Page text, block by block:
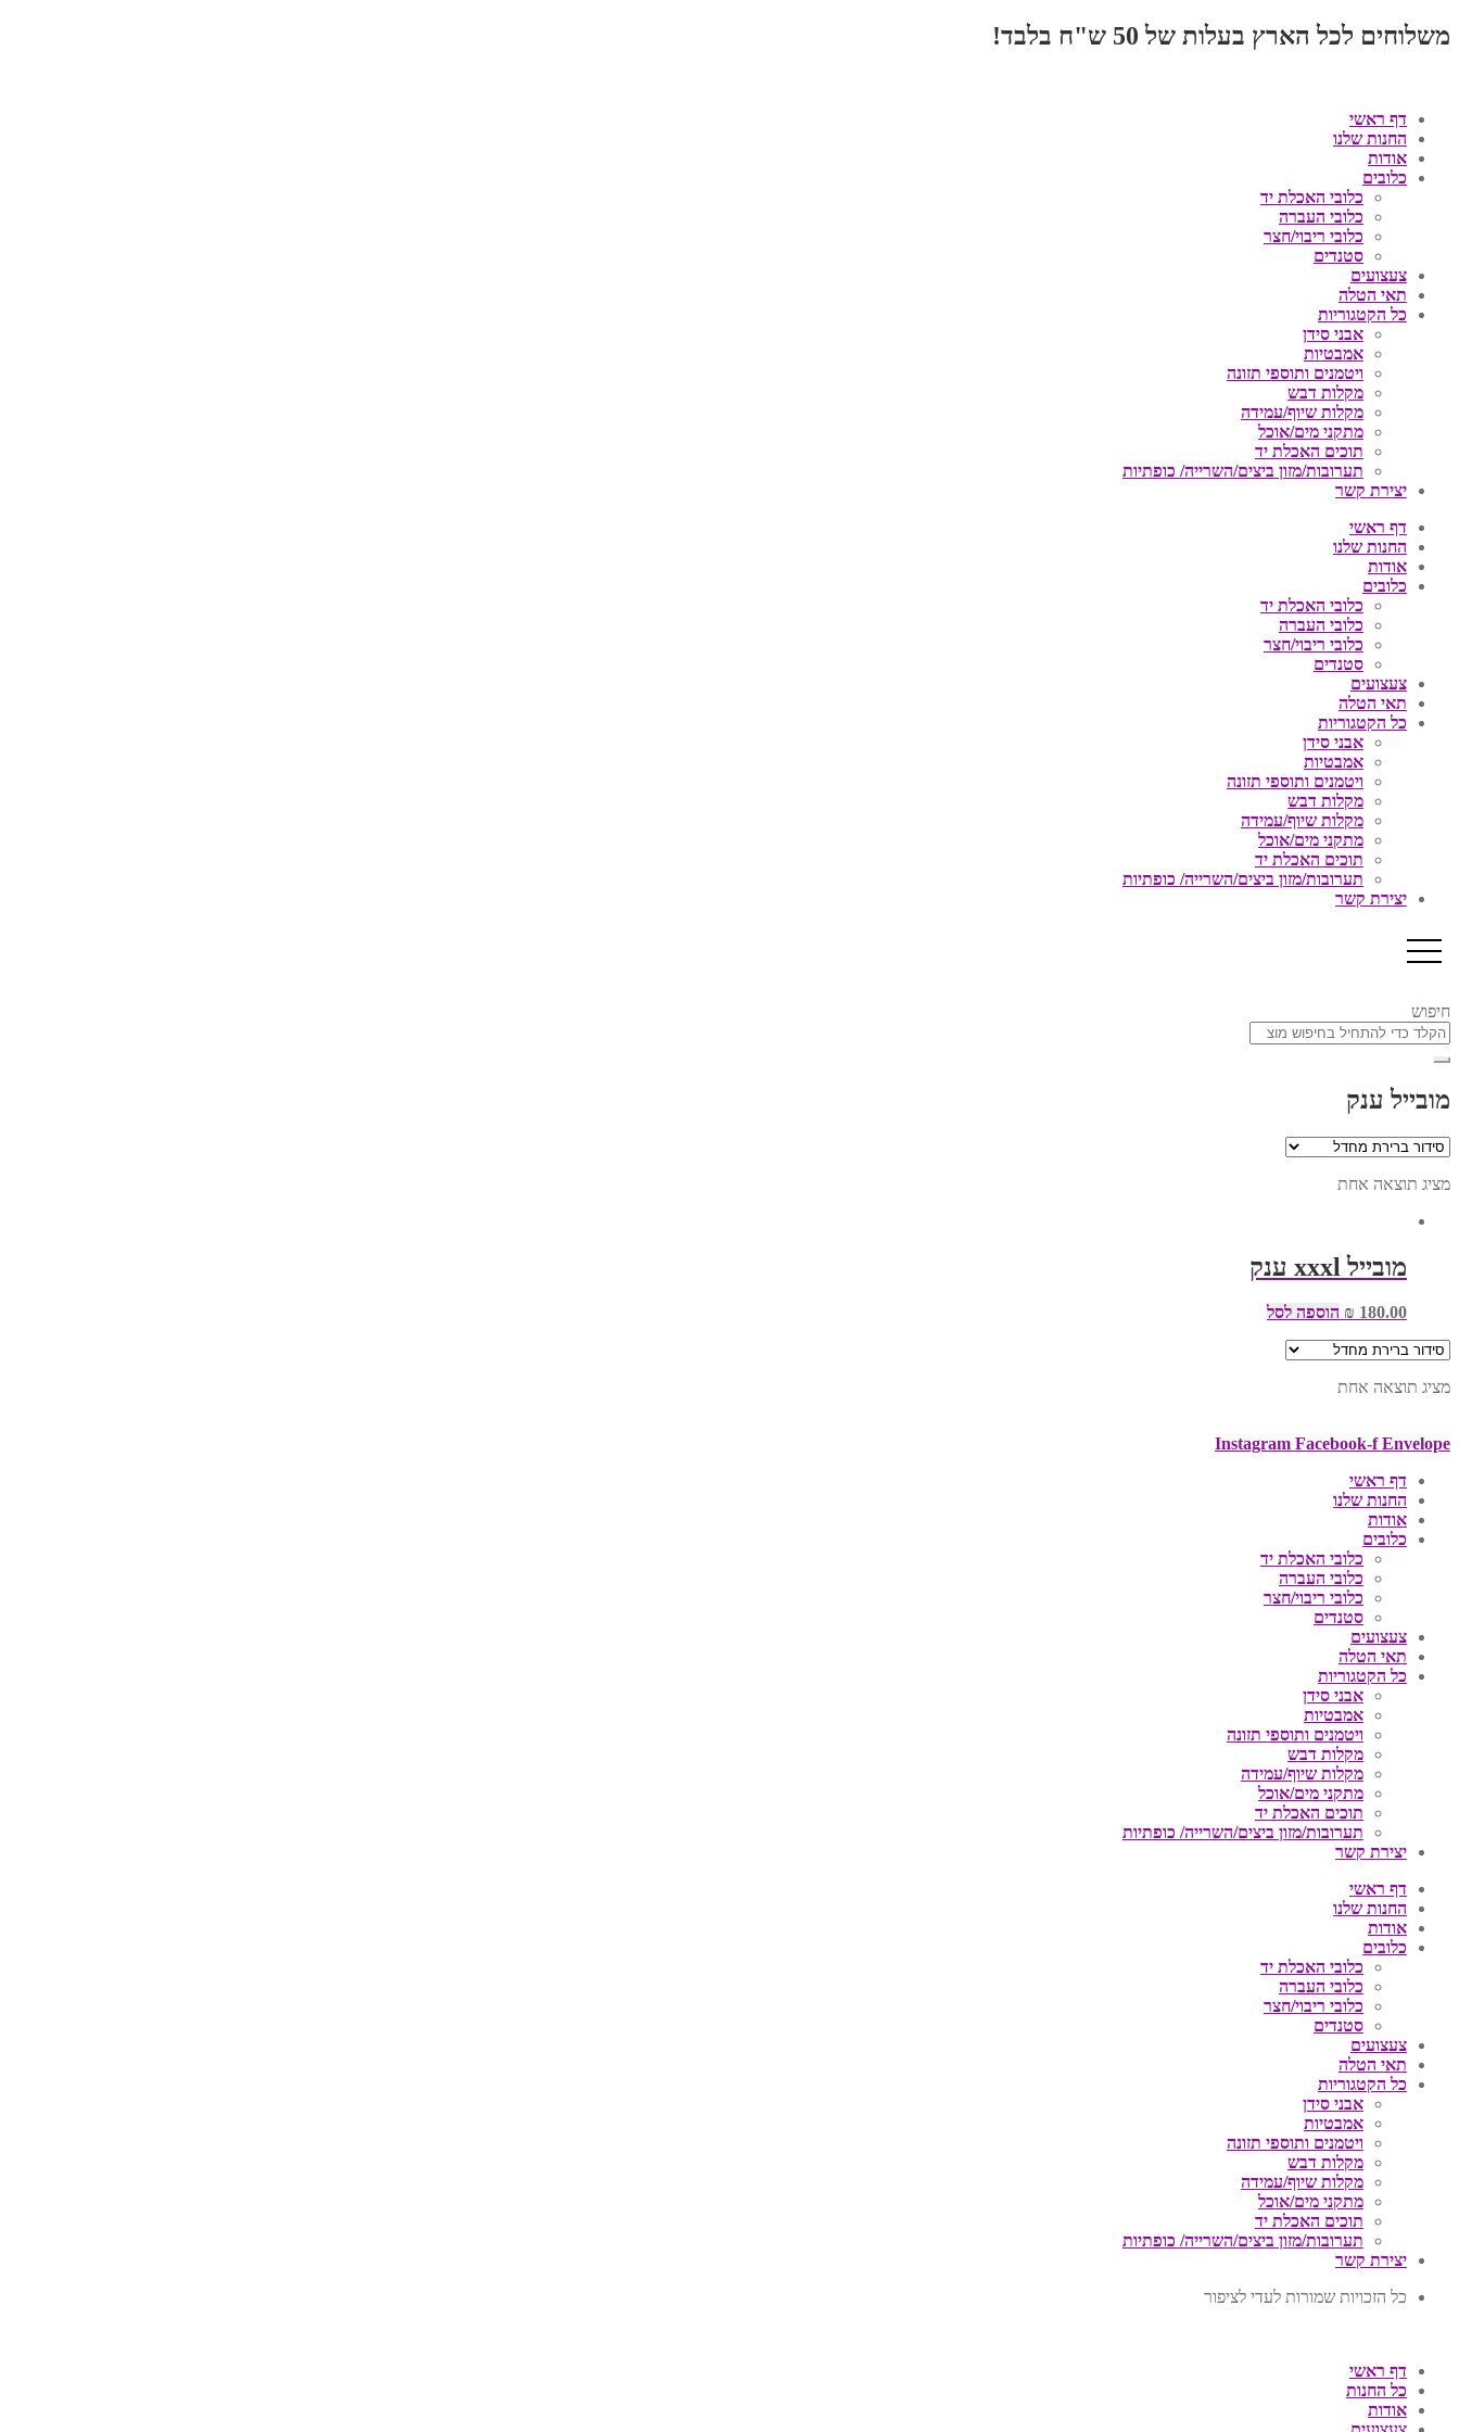
משלוחים לכל הארץ בעלות של 50 ש"ח בלבד!
דף ראשי
החנות שלנו
אודות
כלובים
כלובי האכלת יד
כלובי העברה
כלובי ריבוי/חצר
סטנדים
צעצועים
תאי הטלה
כל הקטגוריות
אבני סידן
אמבטיות
ויטמנים ותוספי תזונה
מקלות דבש
מקלות שיוף/עמידה
מתקני מים/אוכל
תוכים האכלת יד
תערובות/מזון ביצים/השרייה/ כופתיות
יצירת קשר
דף ראשי
החנות שלנו
אודות
כלובים
כלובי האכלת יד
כלובי העברה
כלובי ריבוי/חצר
סטנדים
צעצועים
תאי הטלה
כל הקטגוריות
אבני סידן
אמבטיות
ויטמנים ותוספי תזונה
מקלות דבש
מקלות שיוף/עמידה
מתקני מים/אוכל
תוכים האכלת יד
תערובות/מזון ביצים/השרייה/ כופתיות
יצירת קשר
חיפוש
מובייל ענק
מציג תוצאה אחת
מובייל xxxl ענק
₪ 180.00 הוספה לסל
מציג תוצאה אחת
Instagram Facebook-f Envelope
דף ראשי
החנות שלנו
אודות
כלובים
כלובי האכלת יד
כלובי העברה
כלובי ריבוי/חצר
סטנדים
צעצועים
תאי הטלה
כל הקטגוריות
אבני סידן
אמבטיות
ויטמנים ותוספי תזונה
מקלות דבש
מקלות שיוף/עמידה
מתקני מים/אוכל
תוכים האכלת יד
תערובות/מזון ביצים/השרייה/ כופתיות
יצירת קשר
דף ראשי
החנות שלנו
אודות
כלובים
כלובי האכלת יד
כלובי העברה
כלובי ריבוי/חצר
סטנדים
צעצועים
תאי הטלה
כל הקטגוריות
אבני סידן
אמבטיות
ויטמנים ותוספי תזונה
מקלות דבש
מקלות שיוף/עמידה
מתקני מים/אוכל
תוכים האכלת יד
תערובות/מזון ביצים/השרייה/ כופתיות
יצירת קשר
כל הזכויות שמורות לעדי לציפור
דף ראשי
כל החנות
אודות